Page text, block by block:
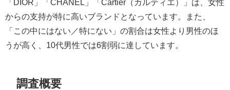
「DIOR」「CHANEL」「Cartier（カルティエ）」は、女性
からの支持が特に高いブランドとなっています。また、
「この中にはない／特にない」の割合は女性より男性のほ
うが高く、10代男性では6割弱に達しています。
調査概要